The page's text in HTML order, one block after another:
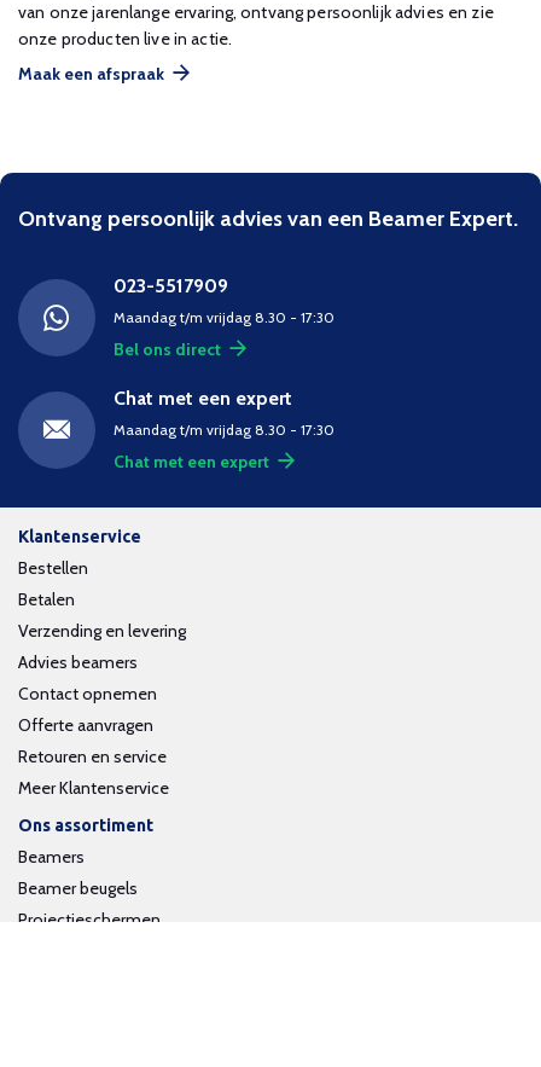
van onze jarenlange ervaring, ontvang persoonlijk advies en zie
onze producten live in actie.
Maak een afspraak
Ontvang persoonlijk advies van een Beamer Expert.
023-5517909
Maandag t/m vrijdag 8.30 - 17:30
Bel ons direct
Chat met een expert
Maandag t/m vrijdag 8.30 - 17:30
Chat met een expert
Klantenservice
Bestellen
Betalen
Verzending en levering
Advies beamers
Contact opnemen
Offerte aanvragen
Retouren en service
Meer Klantenservice
Ons assortiment
Beamers
Beamer beugels
Projectieschermen